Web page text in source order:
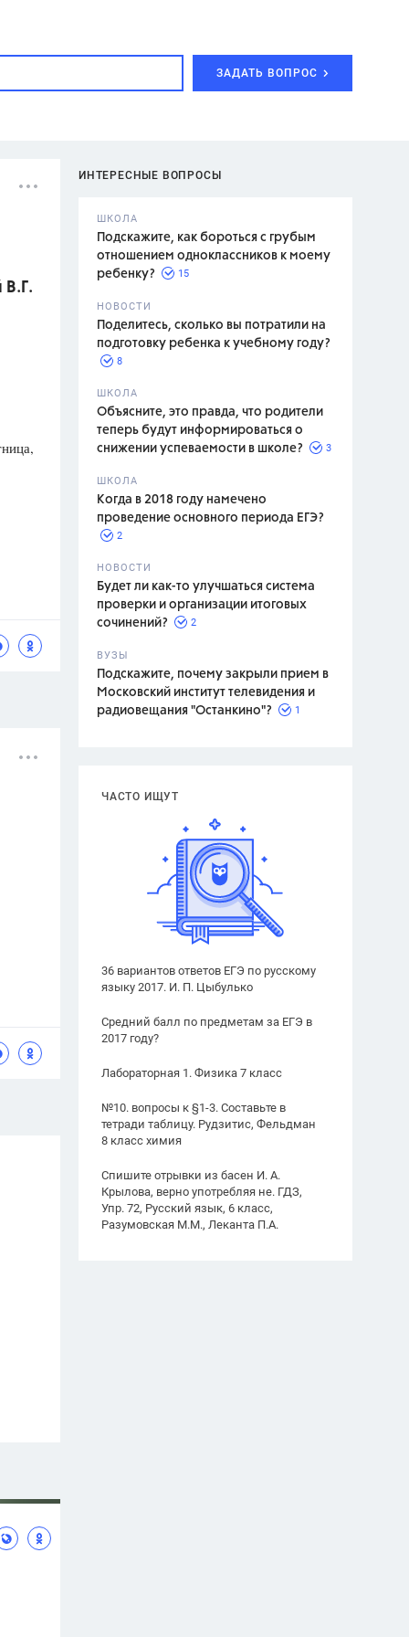
ЗАДАТЬ ВОПРОС
ИНТЕРЕСНЫЕ ВОПРОСЫ
ШКОЛА
Подскажите, как бороться с грубым
отношением одноклассников к моему
ребенку?
15
НОВОСТИ
Поделитесь, сколько вы потратили на
подготовку ребенка к учебному году?
8
ШКОЛА
Объясните, это правда, что родители
теперь будут информироваться о
снижении успеваемости в школе?
3
ШКОЛА
Когда в 2018 году намечено
проведение основного периода ЕГЭ?
2
НОВОСТИ
Будет ли как-то улучшаться система
проверки и организации итоговых
сочинений?
2
ВУЗЫ
Подскажите, почему закрыли прием в
Московский институт телевидения и
радиовещания "Останкино"?
1
ЧАСТО ИЩУТ
36 вариантов ответов ЕГЭ по русскому
языку 2017. И. П. Цыбулько
Средний балл по предметам за ЕГЭ в
2017 году?
Лабораторная 1. Физика 7 класс
№10. вопросы к §1-3. Составьте в
тетради таблицу. Рудзитис, Фельдман
8 класс химия
Спишите отрывки из басен И. А.
Крылова, верно употребляя не. ГДЗ,
Упр. 72, Русский язык, 6 класс,
Разумовская М.М., Леканта П.А.
В.Г.